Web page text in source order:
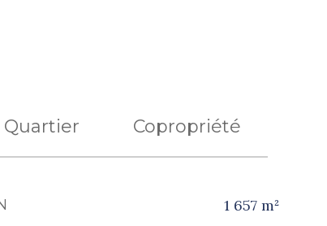
Quartier Copropriété
1 657 m²